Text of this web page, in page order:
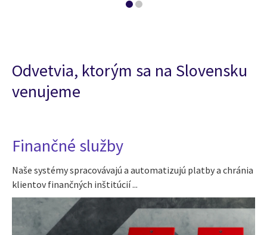
Odvetvia, ktorým sa na Slovensku
venujeme
Finančné služby
Naše systémy spracovávajú a automatizujú platby a chránia
klientov finančných inštitúcií ...